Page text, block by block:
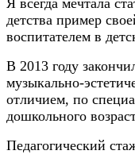
Я всегда мечтала
детства пример
воспитателем в
В 2013 году
музыкально-
отличием, по
дошкольного
Педагогический